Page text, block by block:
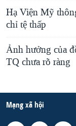
Hạ Viện Mỹ
chỉ tệ thấp
Ảnh hưởng của
TQ chưa rõ ràng
Mạng xã hội